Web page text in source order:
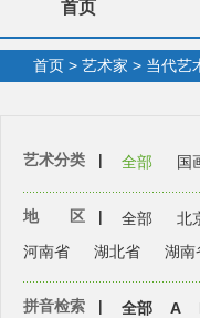
首页
首页 > 艺术家 > 当代艺
艺术分类 | 全部 国
地 区 | 全部 北
河南省
湖北省 湖南
拼音检索 | 全部 A